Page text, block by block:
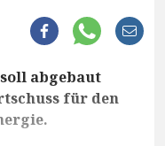
abgebaut
für den